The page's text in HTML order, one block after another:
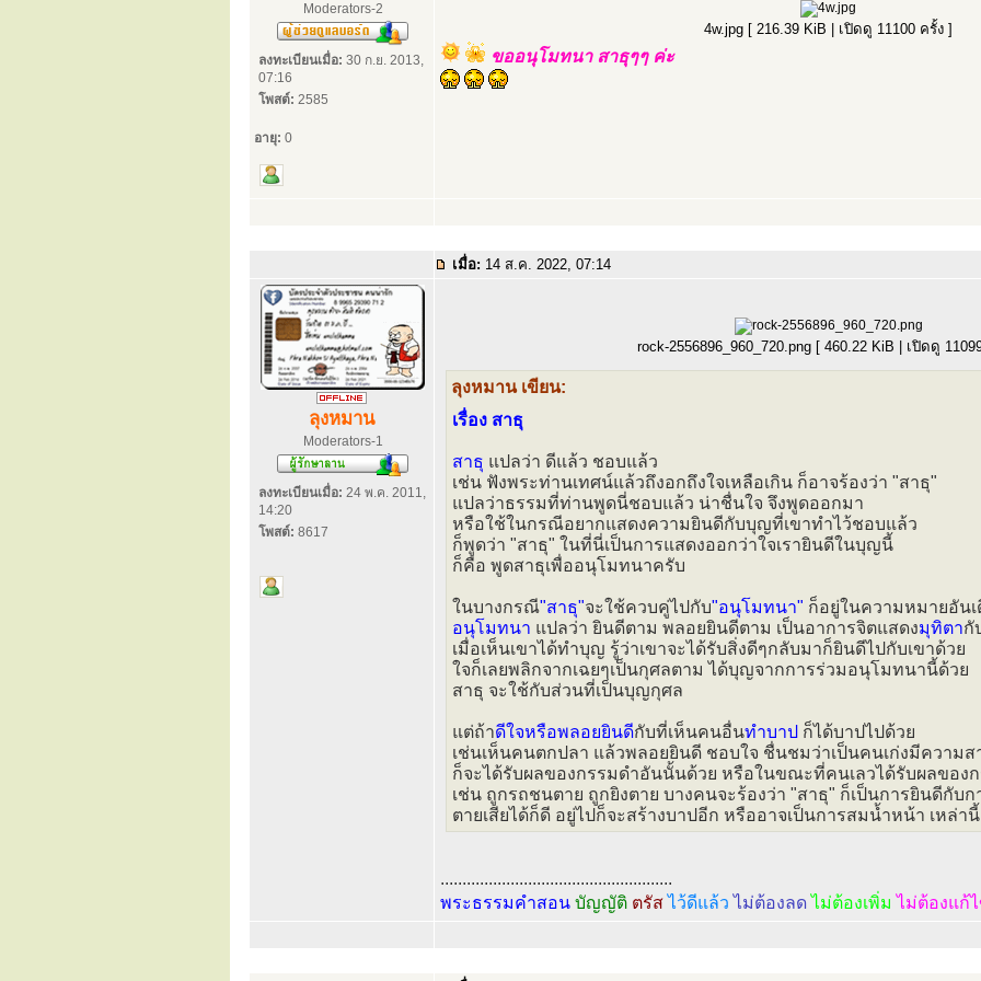
Moderators-2
ลงทะเบียนเมื่อ: 30 ก.ย. 2013,
07:16
โพสต์: 2585
อายุ: 0
4w.jpg [ 216.39 KiB | เปิดดู 11100 ครั้ง ]
ขออนุโมทนา สาธุๆๆ ค่ะ
เมื่อ: 14 ส.ค. 2022, 07:14
ลุงหมาน
Moderators-1
ลงทะเบียนเมื่อ: 24 พ.ค. 2011,
14:20
โพสต์: 8617
rock-2556896_960_720.png [ 460.22 KiB | เปิดดู
ลุงหมาน เขียน:
เรื่อง สาธุ
สาธุ แปลว่า ดีแล้ว ชอบแล้ว
เช่น ฟังพระท่านเทศน์แล้วถึงอกถึงใจเหลือเกิน ก็อาจร้องว่า "สาธุ"
แปลว่าธรรมที่ท่านพูดนี่ชอบแล้ว น่าชื่นใจ จึงพูดออกมา
หรือใช้ในกรณีอยากแสดงความยินดีกับบุญที่เขาทำไว้ชอบแล้ว
ก็พูดว่า "สาธุ" ในที่นี่เป็นการแสดงออกว่าใจเรายินดีในบุญนี้
ก็คือ พูดสาธุเพื่ออนุโมทนาครับ
ในบางกรณี"สาธุ"จะใช้ควบคู่ไปกับ"อนุโมทนา" ก็อยู่ในความหมายอัน
อนุโมทนา แปลว่า ยินดีตาม พลอยยินดีตาม เป็นอาการจิตแสดงมุทิตากั
เมื่อเห็นเขาได้ทำบุญ รู้ว่าเขาจะได้รับสิ่งดีๆกลับมาก็ยินดีไปกับเขาด้วย
ใจก็เลยพลิกจากเฉยๆเป็นกุศลตาม ได้บุญจากการร่วมอนุโมทนานี้ด้วย
สาธุ จะใช้กับส่วนที่เป็นบุญกุศล
แต่ถ้าดีใจหรือพลอยยินดีกับที่เห็นคนอื่นทำบาป ก็ได้บาปไปด้วย
เช่นเห็นคนตกปลา แล้วพลอยยินดี ชอบใจ ชื่นชมว่าเป็นคนเก่งมีความส
ก็จะได้รับผลของกรรมดำอันนั้นด้วย หรือในขณะที่คนเลวได้รับผลของ
เช่น ถูกรถชนตาย ถูกยิงตาย บางคนจะร้องว่า "สาธุ" ก็เป็นการยินดีกับก
ตายเสียได้ก็ดี อยู่ไปก็จะสร้างบาปอีก หรืออาจเป็นการสมน้ำหน้า เหล่า
.....................................................
พระธรรมคำสอน บัญญัติ ตรัสไว้ดีแล้วไม่ต้องลดไม่ต้องเพิ่ม ไม่ต้องแก้